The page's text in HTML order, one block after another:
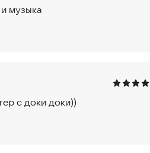
музыка
с доки доки))